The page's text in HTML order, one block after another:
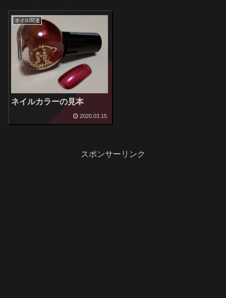
ネイル関連
ネイルカラーの見本
2020.03.15
スポンサーリンク